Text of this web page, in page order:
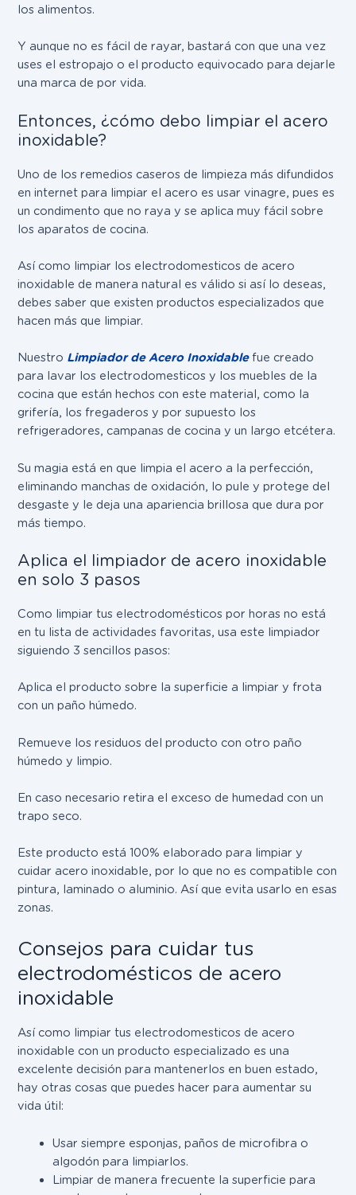
los alimentos.
Y aunque no es fácil de rayar, bastará con que una vez
uses el estropajo o el producto equivocado para dejarle
una marca de por vida.
Entonces, ¿cómo debo limpiar el acero
inoxidable?
Uno de los remedios caseros de limpieza más difundidos
en internet para limpiar el acero es usar vinagre, pues es
un condimento que no raya y se aplica muy fácil sobre
los aparatos de cocina.
Así como limpiar los electrodomesticos de acero
inoxidable de manera natural es válido si así lo deseas,
debes saber que existen productos especializados que
hacen más que limpiar.
Nuestro Limpiador de Acero Inoxidablefue creado
para lavar los electrodomesticos y los muebles de la
cocina que están hechos con este material, como la
grifería, los fregaderos y por supuesto los
refrigeradores, campanas de cocina y un largo etcétera.
Su magia está en que limpia el acero a la perfección,
eliminando manchas de oxidación, lo pule y protege del
desgaste y le deja una apariencia brillosa que dura por
más tiempo.
Aplica el limpiador de acero inoxidable
en solo 3 pasos
Como limpiar tus electrodomésticos por horas no está
en tu lista de actividades favoritas, usa este limpiador
siguiendo 3 sencillos pasos:
Aplica el producto sobre la superficie a limpiar y frota
con un paño húmedo.
Remueve los residuos del producto con otro paño
húmedo y limpio.
En caso necesario retira el exceso de humedad con un
trapo seco.
Este producto está 100% elaborado para limpiar y
cuidar acero inoxidable, por lo que no es compatible con
pintura, laminado o aluminio. Así que evita usarlo en esas
zonas.
Consejos para cuidar tus
electrodomésticos de acero
inoxidable
Así como limpiar tus electrodomesticos de acero
inoxidable con un producto especializado es una
excelente decisión para mantenerlos en buen estado,
hay otras cosas que puedes hacer para aumentar su
vida útil:
Usar siempre esponjas, paños de microfibra o
algodón para limpiarlos.
Limpiar de manera frecuente la superficie para